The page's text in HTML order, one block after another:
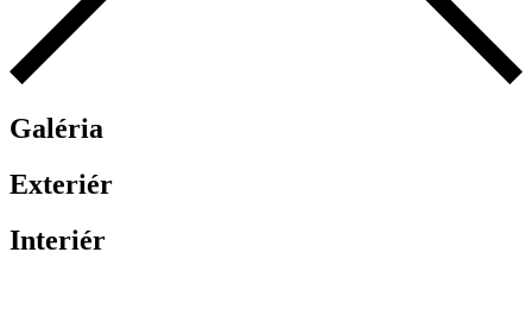
Galéria
Exteriér
Interiér